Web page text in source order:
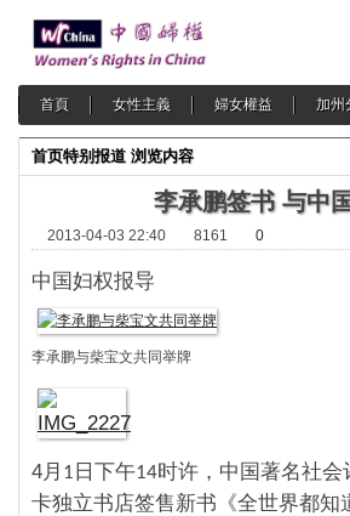
首頁 女性主義 婦女權益 加州
首页特别报道 浏览内容
李承鹏签书 与中
2013-04-03 22:40 8161 0
中国妇权报导
李承鹏与柴宝文共同举牌
4月 1 日下午14时许，中国著名社
卡独立书店签售新书《全世界都